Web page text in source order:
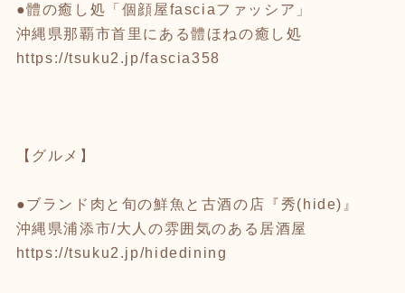
●體の癒し処「個顔屋fasciaファッシア」
沖縄県那覇市首里にある體ほねの癒し処
https://tsuku2.jp/fascia358
【グルメ】
●ブランド肉と旬の鮮魚と古酒の店『秀(hide)』
沖縄県浦添市/大人の雰囲気のある居酒屋
https://tsuku2.jp/hidedining